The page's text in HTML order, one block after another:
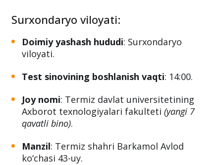
Surxondaryo viloyati:
Doimiy yashash hududi: Surxondaryo
viloyati.
Test sinovining boshlanish vaqti: 14:00.
Joy nomi: Termiz davlat universitetining
Axborot texnologiyalari fakulteti (yangi 7
qavatli bino).
Manzil: Termiz shahri Barkamol Avlod
ko‘chasi 43-uy.